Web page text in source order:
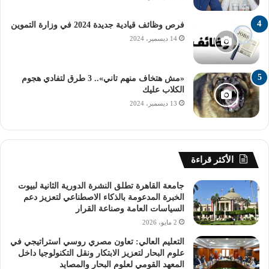
ولفت الدكتور أوزفار إلى اهتمام تركيا بزيادة التعاون الأكاديمي
بين الجامعات من الجانبين، وتعزيز التبادل الطلابى، وتقديم منح
سنوية للطلاب المصريين، وكذا بحث دراسة الطلاب الأتراك في
القديمة، واللغة العربية، وغيرها وذلك وفقًا لمحددات الجهات
الوطنية في الجانبين، وكذا عمل مشاريع بحثية مُشتركة بين
الباحثين المصريين والأتراك.
الرسمي للوزارة أن الاجتماع بحث سُبل زيادة التبادل الأكاديمي
لأعضاء هيئة التدريس بين الجامعات المصرية ونظيرتها التركية،
والعمل على تنفيذ برامج دراسية مُشتركة تُلبي احتياجات
الدولتين، وتطوير برامج التبادل الأكاديمي، واستحداث برامج
دراسات عليا مُشتركة، وتعزيز البحث العلمي المُشترك في
المجالات ذات الأولوية، والتعاون في مجال التعليم الإلكتروني
والتعليم عن بُعد.
فرص وظائف قيادية جديدة 2024 في وزارة التموين
14 ديسمبر، 2024
«مش هتخاف منهم تاني».. 3 طرق لتفادي هجوم
الكلاب عليك
13 ديسمبر، 2024
الأكثر قراءة
جامعة القاهرة تطلق النشرة الدورية الثانية لبيوت
الخبرة المدعومة بالذكاء الاصطناعي لتعزيز دعم
السياسات العامة وصناعة القرار
2 مايو، 2026
التعليم العالي: تعاون مصري روسي استراتيجي في
علوم البحار لتعزيز الابتكار ونقل التكنولوجيا داخل
المعهد القومي لعلوم البحار والمصايد